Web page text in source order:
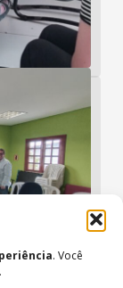
. Você